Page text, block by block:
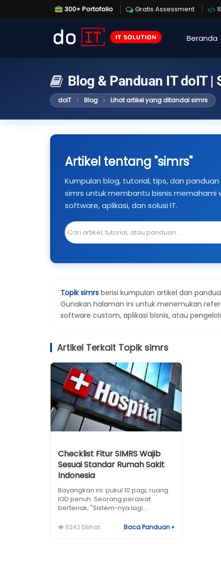
300+ Portofolio Gratis Assessment
Beranda
Blog & Panduan IT doIT |
doIT Blog Lihat artikel yang ditandai simrs
Artikel tentang "simrs"
Kumpulan blog, tutorial, tips, dan
simrs untuk membantu bisnis memahami
software, aplikasi, dan solusi IT.
Topik simrs berisi kumpulan artikel dan
Gunakan halaman ini untuk menemukan
software custom, aplikasi bisnis, atau
Artikel Terkait Topik simrs
Checklist Fitur SIMRS Wajib
Sesuai Standar Rumah Sakit
Indonesia
Bayangkan ini: pukul 10 pagi, ruang
IGD penuh. Seorang perawat
berteriak, "Sistem-nya lagi...
6242 Dilihat Baca Panduan »